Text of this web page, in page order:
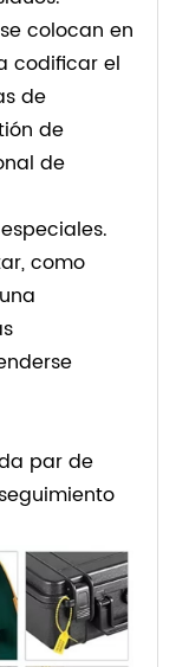
colocan en
codificar el
de
de
de
como
par de